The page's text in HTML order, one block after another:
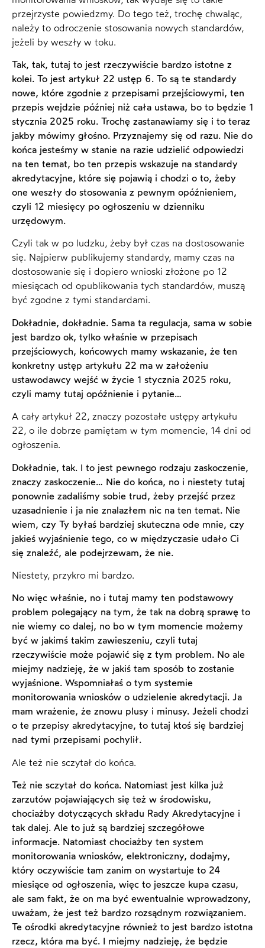
przejrzyste powiedzmy. Do tego też, trochę chwaląc,
należy to odroczenie stosowania nowych standardów,
jeżeli by weszły w toku.
Tak, tak, tutaj to jest rzeczywiście bardzo istotne z
kolei. To jest artykuł 22 ustęp 6. To są te standardy
nowe, które zgodnie z przepisami przejściowymi, ten
przepis wejdzie później niż cała ustawa, bo to będzie 1
stycznia 2025 roku. Trochę zastanawiamy się i to teraz
jakby mówimy głośno. Przyznajemy się od razu. Nie do
końca jesteśmy w stanie na razie udzielić odpowiedzi
na ten temat, bo ten przepis wskazuje na standardy
akredytacyjne, które się pojawią i chodzi o to, żeby
one weszły do stosowania z pewnym opóźnieniem,
czyli 12 miesięcy po ogłoszeniu w dzienniku
urzędowym.
Czyli tak w po ludzku, żeby był czas na dostosowanie
się. Najpierw publikujemy standardy, mamy czas na
dostosowanie się i dopiero wnioski złożone po 12
miesiącach od opublikowania tych standardów, muszą
być zgodne z tymi standardami.
Dokładnie, dokładnie. Sama ta regulacja, sama w sobie
jest bardzo ok, tylko właśnie w przepisach
przejściowych, końcowych mamy wskazanie, że ten
konkretny ustęp artykułu 22 ma w założeniu
ustawodawcy wejść w życie 1 stycznia 2025 roku,
czyli mamy tutaj opóźnienie i pytanie…
A cały artykuł 22, znaczy pozostałe ustępy artykułu
22, o ile dobrze pamiętam w tym momencie, 14 dni od
ogłoszenia.
Dokładnie, tak. I to jest pewnego rodzaju zaskoczenie,
znaczy zaskoczenie… Nie do końca, no i niestety tutaj
ponownie zadaliśmy sobie trud, żeby przejść przez
uzasadnienie i ja nie znalazłem nic na ten temat. Nie
wiem, czy Ty byłaś bardziej skuteczna ode mnie, czy
jakieś wyjaśnienie tego, co w międzyczasie udało Ci
się znaleźć, ale podejrzewam, że nie.
Niestety, przykro mi bardzo.
No więc właśnie, no i tutaj mamy ten podstawowy
problem polegający na tym, że tak na dobrą sprawę to
nie wiemy co dalej, no bo w tym momencie możemy
być w jakimś takim zawieszeniu, czyli tutaj
rzeczywiście może pojawić się z tym problem. No ale
miejmy nadzieję, że w jakiś tam sposób to zostanie
wyjaśnione. Wspomniałaś o tym systemie
monitorowania wniosków o udzielenie akredytacji. Ja
mam wrażenie, że znowu plusy i minusy. Jeżeli chodzi
o te przepisy akredytacyjne, to tutaj ktoś się bardziej
nad tymi przepisami pochylił.
Ale też nie sczytał do końca.
Też nie sczytał do końca. Natomiast jest kilka już
zarzutów pojawiających się też w środowisku,
chociażby dotyczących składu Rady Akredytacyjne i
tak dalej. Ale to już są bardziej szczegółowe
informacje. Natomiast chociażby ten system
monitorowania wniosków, elektroniczny, dodajmy,
który oczywiście tam zanim on wystartuje to 24
miesiące od ogłoszenia, więc to jeszcze kupa czasu,
ale sam fakt, że on ma być ewentualnie wprowadzony,
uważam, że jest też bardzo rozsądnym rozwiązaniem.
Te ośrodki akredytacyjne również to jest bardzo istotna
rzecz, która ma być. I miejmy nadzieję, że będzie